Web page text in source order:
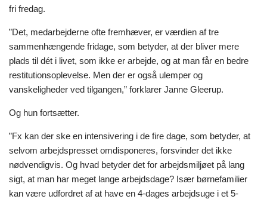
fri fredag.
”Det, medarbejderne ofte fremhæver, er værdien af tre
sammenhængende fridage, som betyder, at der bliver mere
plads til dét i livet, som ikke er arbejde, og at man får en bedre
restitutionsoplevelse. Men der er også ulemper og
vanskeligheder ved tilgangen,” forklarer Janne Gleerup.
Og hun fortsætter.
”Fx kan der ske en intensivering i de fire dage, som betyder, at
selvom arbejdspresset omdisponeres, forsvinder det ikke
nødvendigvis. Og hvad betyder det for arbejdsmiljøet på lang
sigt, at man har meget lange arbejdsdage? Især børnefamilier
kan være udfordret af at have en 4-dages arbejdsuge i et 5-